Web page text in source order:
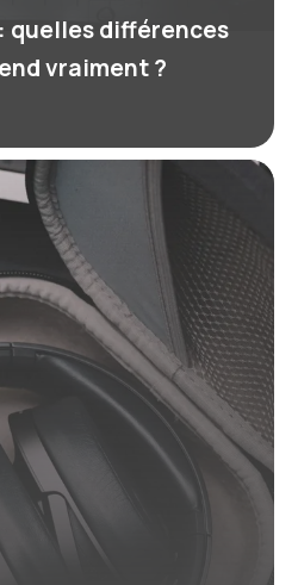
: quelles différences
vraiment ?